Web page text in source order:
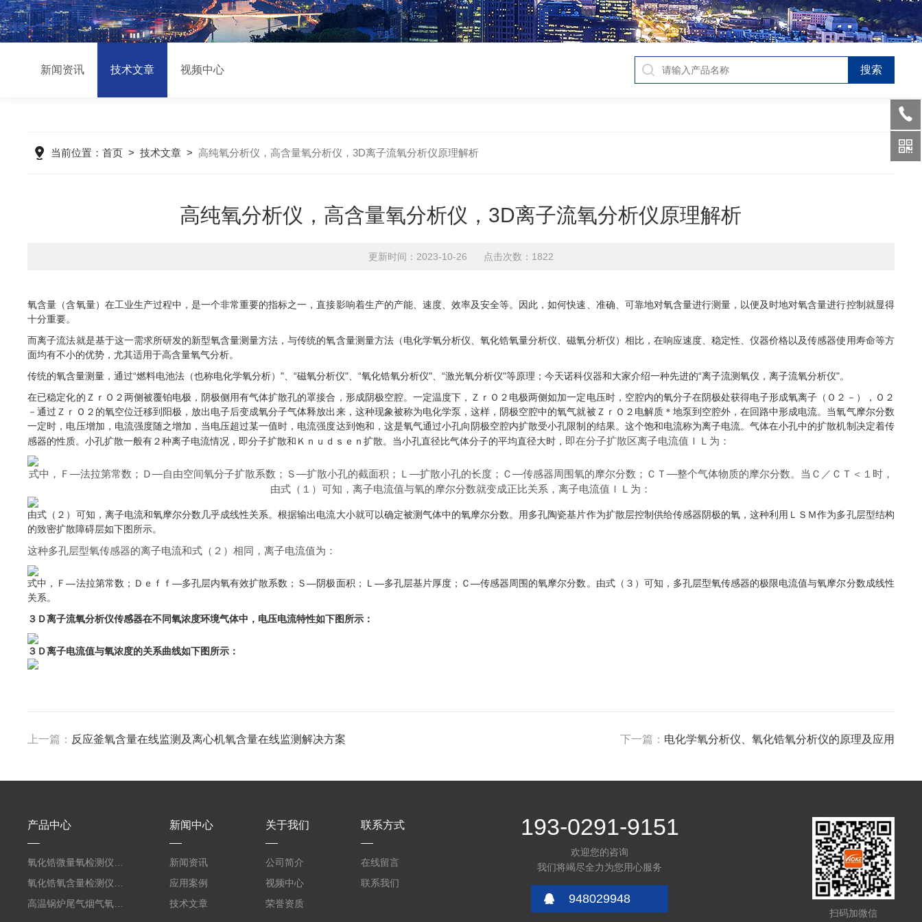
新闻资讯 技术文章 视频中心
当前位置：首页 >技术文章 >高纯氧分析仪，高含量氧分析仪，3D离子流氧分析仪原理解析
高纯氧分析仪，高含量氧分析仪，3D离子流氧分析仪原理解析
更新时间：2023-10-26 点击次数：1822
氧含量（含氧量）在工业生产过程中，是一个非常重要的指标之一，直接影响着生产的产能、速度、效率及安全等。因此，如何快速、准确、可靠地对氧含量进行测量，以便及时地对氧含量进行控制就显得
十分重要。
而离子流法就是基于这一需求所研发的新型氧含量测量方法，与传统的氧含量测量方法（电化学氧分析仪、氧化锆氧量分析仪、磁氧分析仪）相比，在响应速度、稳定性、仪器价格以及传感器使用寿命等方
面均有不小的优势，尤其适用于高含量氧气分析。
传统的氧含量测量，通过“燃料电池法（也称电化学氧分析）"、“磁氧分析仪"、“氧化锆氧分析仪"、“激光氧分析仪"等原理；今天诺科仪器和大家介绍一种先进的“离子流测氧仪，离子流氧分析仪"。
在已稳定化的ＺｒＯ２两侧被覆铂电极，阴极侧用有气体扩散孔的罩接合，形成阴极空腔。一定温度下，ＺｒＯ２电极两侧如加一定电压时，空腔内的氧分子在阴极处获得电子形成氧离子（Ｏ２－），Ｏ２
－通过ＺｒＯ２的氧空位迁移到阳极，放出电子后变成氧分子气体释放出来，这种现象被称为电化学泵，这样，阴极空腔中的氧气就被ＺｒＯ２电解质＊地泵到空腔外，在回路中形成电流。当氧气摩尔分数
一定时，电压增加，电流强度随之增加，当电压超过某一值时，电流强度达到饱和，这是氧气通过小孔向阴极空腔内扩散受小孔限制的结果。这个饱和电流称为离子电流。气体在小孔中的扩散机制决定着传
感器的性质。小孔扩散一般有２种离子电流情况，即分子扩散和Ｋｎｕｄｓｅｎ扩散。当小孔直径比气体分子的平均直径大时， 即在分子扩散区离子电流值ＩＬ为：
式中，Ｆ—法拉第常数；Ｄ—自由空间氧分子扩散系数；Ｓ—扩散小孔的截面积；Ｌ—扩散小孔的长度；Ｃ—传感器周围氧的摩尔分数；ＣＴ—整个气体物质的摩尔分数。当Ｃ／ＣＴ＜１时，
由式（１）可知，离子电流值与氧的摩尔分数就变成正比关系，离子电流值ＩＬ为：
由式（２）可知，离子电流和氧摩尔分数几乎成线性关系。根据输出电流大小就可以确定被测气体中的氧摩尔分数。用多孔陶瓷基片作为扩散层控制供给传感器阴极的氧，这种利用ＬＳＭ作为多孔层型结构
的致密扩散障碍层如下图所示。
这种多孔层型氧传感器的离子电流和式（２）相同，离子电流值为：
式中，Ｆ—法拉第常数；Ｄｅｆｆ—多孔层内氧有效扩散系数；Ｓ—阴极面积；Ｌ—多孔层基片厚度；Ｃ—传感器周围的氧摩尔分数。由式（３）可知，多孔层型氧传感器的极限电流值与氧摩尔分数成线性
关系。
３Ｄ离子流氧分析仪传感器在不同氧浓度环境气体中，电压电流特性如下图所示：
３Ｄ离子电流值与氧浓度的关系曲线如下图所示：
上一篇： 反应釜氧含量在线监测及离心机氧含量在线监测解决方案 下一篇： 电化学氧分析仪、氧化锆氧分析仪的原理及应用
产品中心 新闻中心
新闻资讯
应用案例
技术文章
关于我们
公司简介
视频中心
荣誉资质
联系方式
在线留言
联系我们
193-0291-9151
欢迎您的咨询
我们将竭尽全力为您用心服务
948029948
扫码加微信